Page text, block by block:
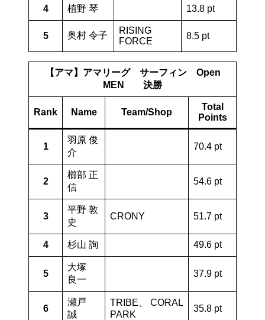
4 植野 琴 13.8 pt
5 奥村 令子
RISING
FORCE
8.5 pt
【アマ】アマリーグ サーフィン Open
MEN 決勝
Rank Name Team/Shop
Total
Points
1
羽原 俊
介
70.4 pt
2
櫛部 正
信
54.6 pt
3
平野 敦
史
CRONY 51.7 pt
4 杉山 詢 49.6 pt
5
大塚
良一
37.9 pt
6
瀬戸
誠
TRIBE、 CORAL
PARK
35.8 pt